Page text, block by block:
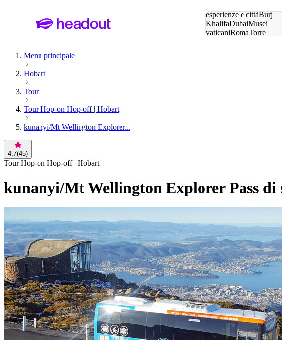
esperienze e cittàBurj
KhalifaDubaiMusei
vaticaniRomaTorre
Menu principale
Hobart
Tour
Tour Hop-on Hop-off | Hobart
kunanyi/Mt Wellington Explorer...
4,7(45)
Tour Hop-on Hop-off | Hobart
kunanyi/Mt Wellington Explorer Pass di